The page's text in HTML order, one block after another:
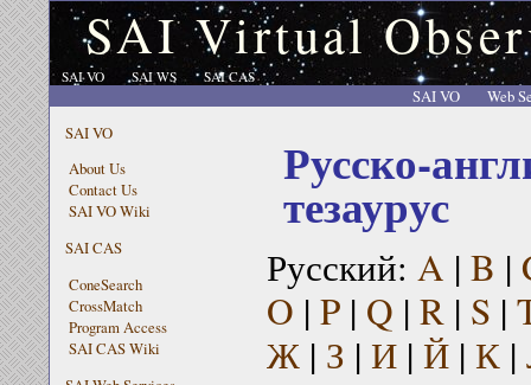
SAI Virtual
SAI VO SAI WS SAI CAS
SAI VO
Web
SAI VO
About Us
Contact Us
SAI VO Wiki
SAI CAS
ConeSearch
CrossMatch
Program Access
SAI CAS Wiki
Русско-
тезаурус
Русский: A | B |
O | P| Q | R| S |
Ж| З | И| Й| К|